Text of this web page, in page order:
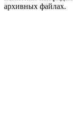
архивных файлах.